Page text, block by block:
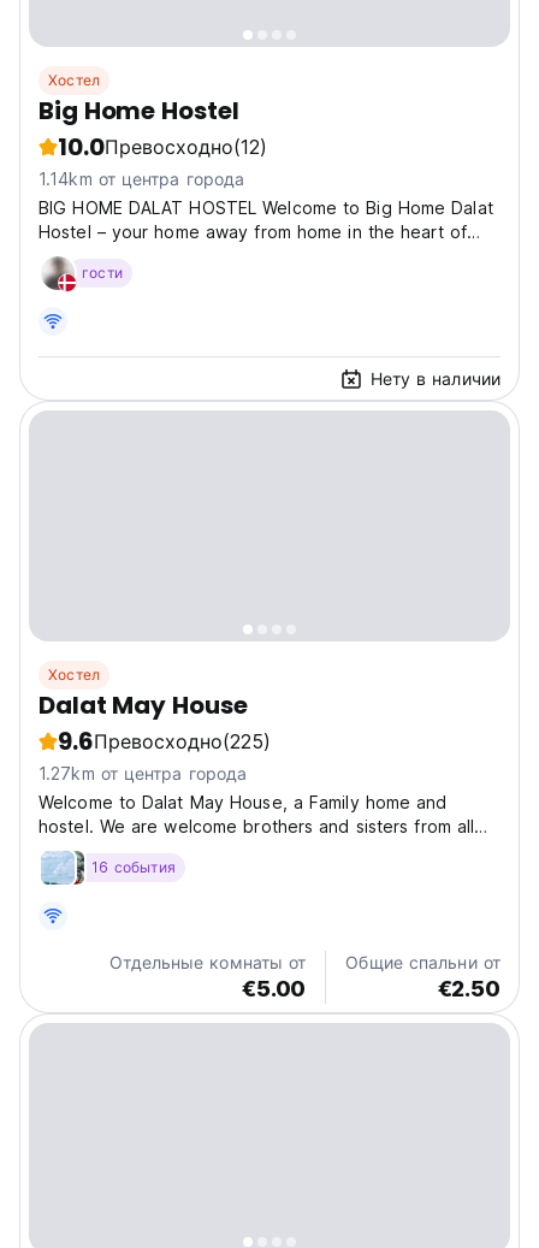
Хостел
Big Home Hostel
10.0Превосходно(12)
1.14km от центра города
BIG HOME DALAT HOSTEL Welcome to Big Home Dalat
Hostel – your home away from home in the heart of
Dalat. Located in a quiet and friendly neighborhood,
Big Home Dalat Hostel is just a 5-minute walk from the
гости
Нету в наличии
Хостел
Dalat May House
9.6Превосходно(225)
1.27km от центра города
Welcome to Dalat May House, a Family home and
hostel. We are welcome brothers and sisters from all
over the world, not matter what color you are . May
House Dalat is a beautiful, friendly and Cozy family run
16 события
Отдельные комнаты от
€5.00
Общие спальни от
€2.50